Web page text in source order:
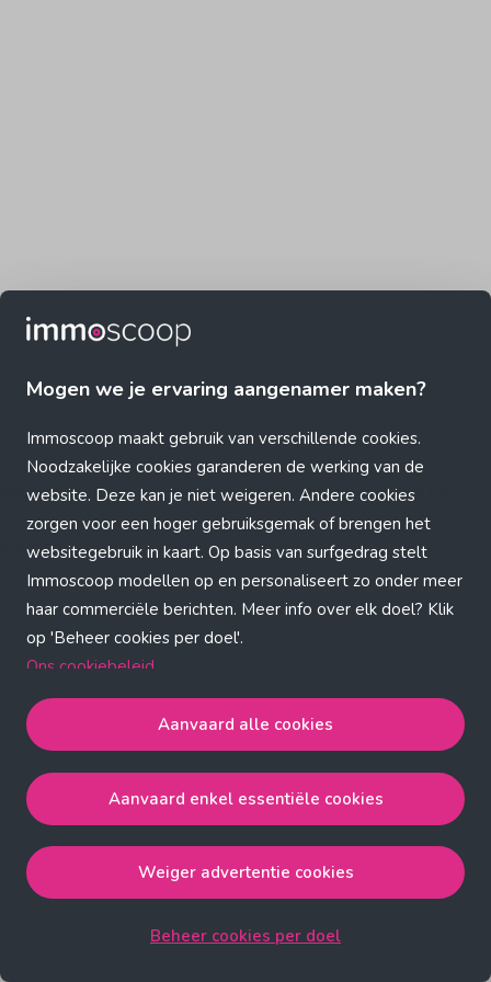
Mogen we je ervaring aangenamer maken?
Immoscoop maakt gebruik van verschillende cookies.
Noodzakelijke cookies garanderen de werking van de
website. Deze kan je niet weigeren. Andere cookies
zorgen voor een hoger gebruiksgemak of brengen het
websitegebruik in kaart. Op basis van surfgedrag stelt
Immoscoop modellen op en personaliseert zo onder meer
haar commerciële berichten. Meer info over elk doel? Klik
op 'Beheer cookies per doel'.
Ons cookiebeleid
Aanvaard alle cookiesgaat akkoord met de strict
noodzakelijke, analytische, functionele en advertentie
cookies.
de strict noodzakelijke cookies.
Weiger advertentie cookiesgaat akkoord met de strict
Aanvaard alle cookies
Aanvaard enkel essentiële cookies
Weiger advertentie cookies
Beheer cookies per doel
Application error: a client-side exception has occurred (see the
browser console for more information)